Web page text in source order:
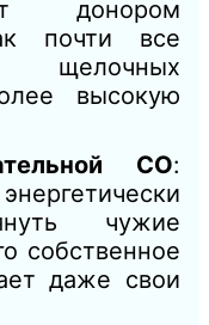
донором
почти все
щелочных
высокую
СО:
чужие
собственное
даже свои